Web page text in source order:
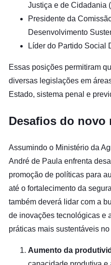
Justiça e de Cidadania
Presidente da
Desenvolvimento
Líder do Partido Social
Essas posições permitiram
diversas legislações em
Estado, sistema penal e
Desafios do novo
Assumindo o Ministério da
André de Paula enfrenta
promoção de políticas para
até o fortalecimento da
também deverá lidar com a
de inovações tecnológicas e
práticas mais sustentáveis no
Aumento da